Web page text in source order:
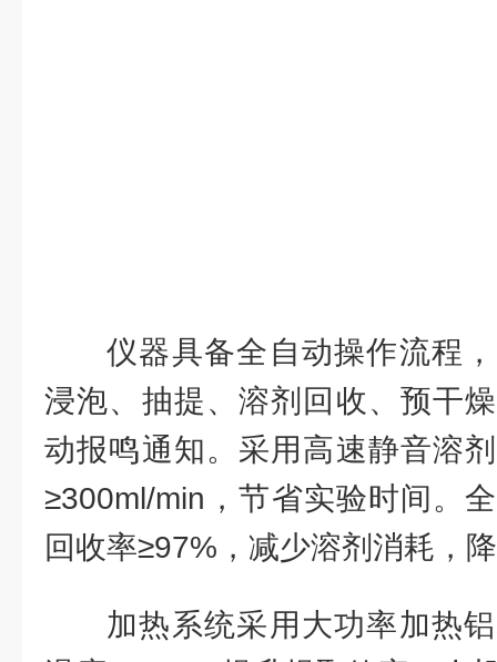
仪器具备全自动操作流程
浸泡、抽提、溶剂回收、预干
动报鸣通知。采用高速静音溶
≥300ml/min，节省实验时间。
回收率≥97%，减少溶剂消耗，
加热系统采用大功率加热